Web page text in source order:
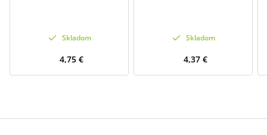
Skladom
4,75 €
Skladom
4,37 €